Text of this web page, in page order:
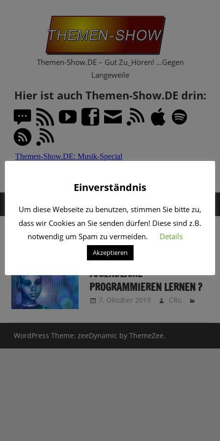
Themen-Show.DE – Gut Zu_Hören! …Gegen
Langeweile
Hier ist auch Themen-Show.DE drin:
MENÜ
SCHLAGWORT:LÖTEN
SOLLTEN KINDER UND
JUGENDLICHE
PROGRAMMIEREN LERNEN ?
7. Oktober 2019 CRo
WordPress Theme: zeeDynamic by ThemeZee.
Einverständnis
Um diese Webseite zu benutzen, stimmen Sie bitte zu,
dass wir Cookies an Sie senden dürfen! Diese sind z.B.
notwendig um Spam zu vermeiden.
Details
Akzeptieren